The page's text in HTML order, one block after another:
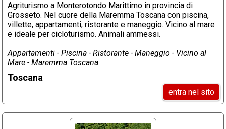
Agriturismo a Monterotondo Marittimo in provincia di
Grosseto. Nel cuore della Maremma Toscana con piscina,
villette, appartamenti, ristorante e maneggio. Vicino al mare
e ideale per cicloturismo. Animali ammessi.
Appartamenti - Piscina - Ristorante - Maneggio - Vicino al
Mare - Maremma Toscana
Toscana
entra nel sito